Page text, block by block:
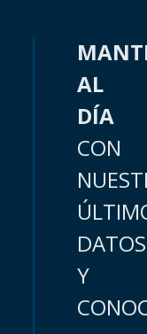
AL
DÍA
CON
DATOS
Y